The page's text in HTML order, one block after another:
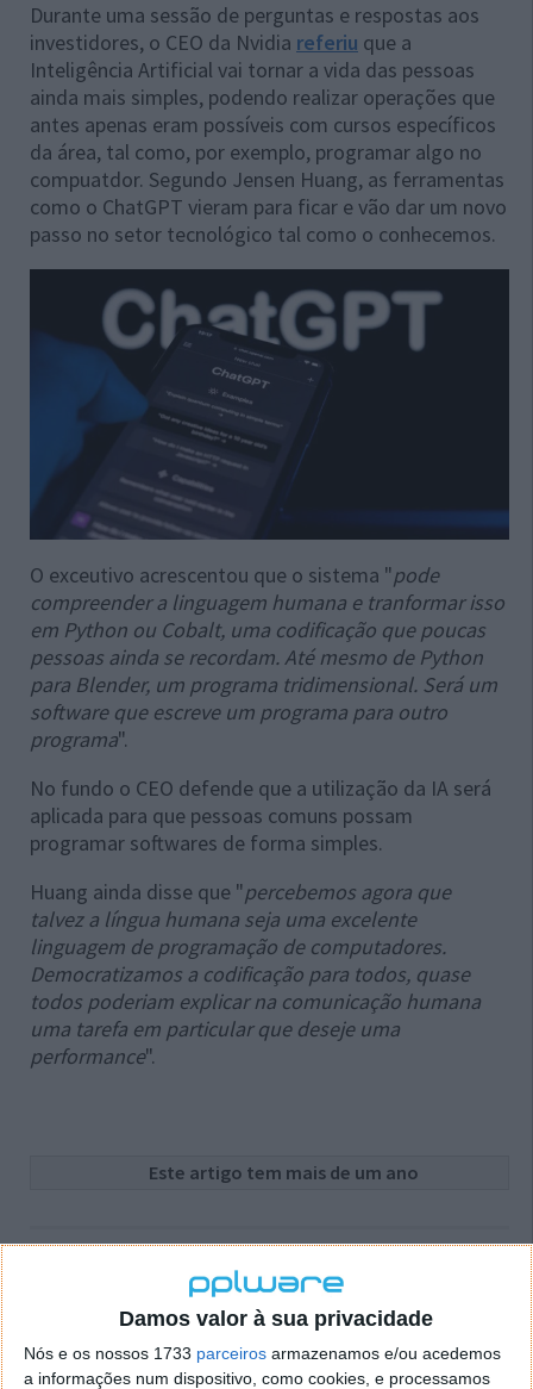
Damos valor à sua privacidade
Nós e os nossos 1733 parceiros armazenamos e/ou acedemos
a informações num dispositivo, como cookies, e processamos
Durante uma sessão de perguntas e respostas aos
investidores, o CEO da Nvidia referiu que a
Inteligência Artificial vai tornar a vida das pessoas
ainda mais simples, podendo realizar operações que
antes apenas eram possíveis com cursos específicos
da área, tal como, por exemplo, programar algo no
compuatdor. Segundo Jensen Huang, as ferramentas
como o ChatGPT vieram para ficar e vão dar um novo
passo no setor tecnológico tal como o conhecemos.
O exceutivo acrescentou que o sistema "pode
compreender a linguagem humana e tranformar isso
em Python ou Cobalt, uma codificação que poucas
pessoas ainda se recordam. Até mesmo de Python
para Blender, um programa tridimensional. Será um
software que escreve um programa para outro
programa".
No fundo o CEO defende que a utilização da IA será
aplicada para que pessoas comuns possam
programar softwares de forma simples.
Huang ainda disse que "percebemos agora que
talvez a língua humana seja uma excelente
linguagem de programação de computadores.
Democratizamos a codificação para todos, quase
todos poderiam explicar na comunicação humana
uma tarefa em particular que deseje uma
performance".
Este artigo tem mais de um ano
ChatGPT,Jensen Huang,nvidia
Acompanhe o Pplware no Google Notícias